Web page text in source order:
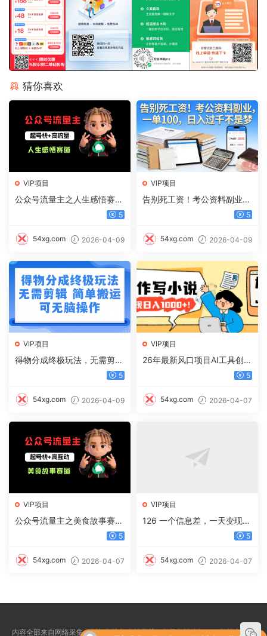
猜你喜欢
VIP项目
公众号流量主之人生感悟赛
道，起号快+高流量，单日阅5
54xg.com 2026-04-09
VIP项目
告别死工资！考公资料副业，
一单 100，日入过千不是梦 5
54xg.com 2026-04-09
VIP项目
得物分成终极玩法，无需剪
5
54xg.com 2026-04-09
VIP项目
26年最新风口项目AI工具创作
写小说，轻松实现日入1000+
5
54xg.com 2026-04-07
VIP项目
公众号流量主之美食故事赛
道，起号快+高互动，8天就 5
54xg.com 2026-04-07
VIP项目
126 一个信息差，一天变现5
00+，需求量大，复购强，无
益
5
54xg.com 2026-04-07
内容全部来自网络采集，版权争议与本站无关，如果您认为侵犯了您的合法权